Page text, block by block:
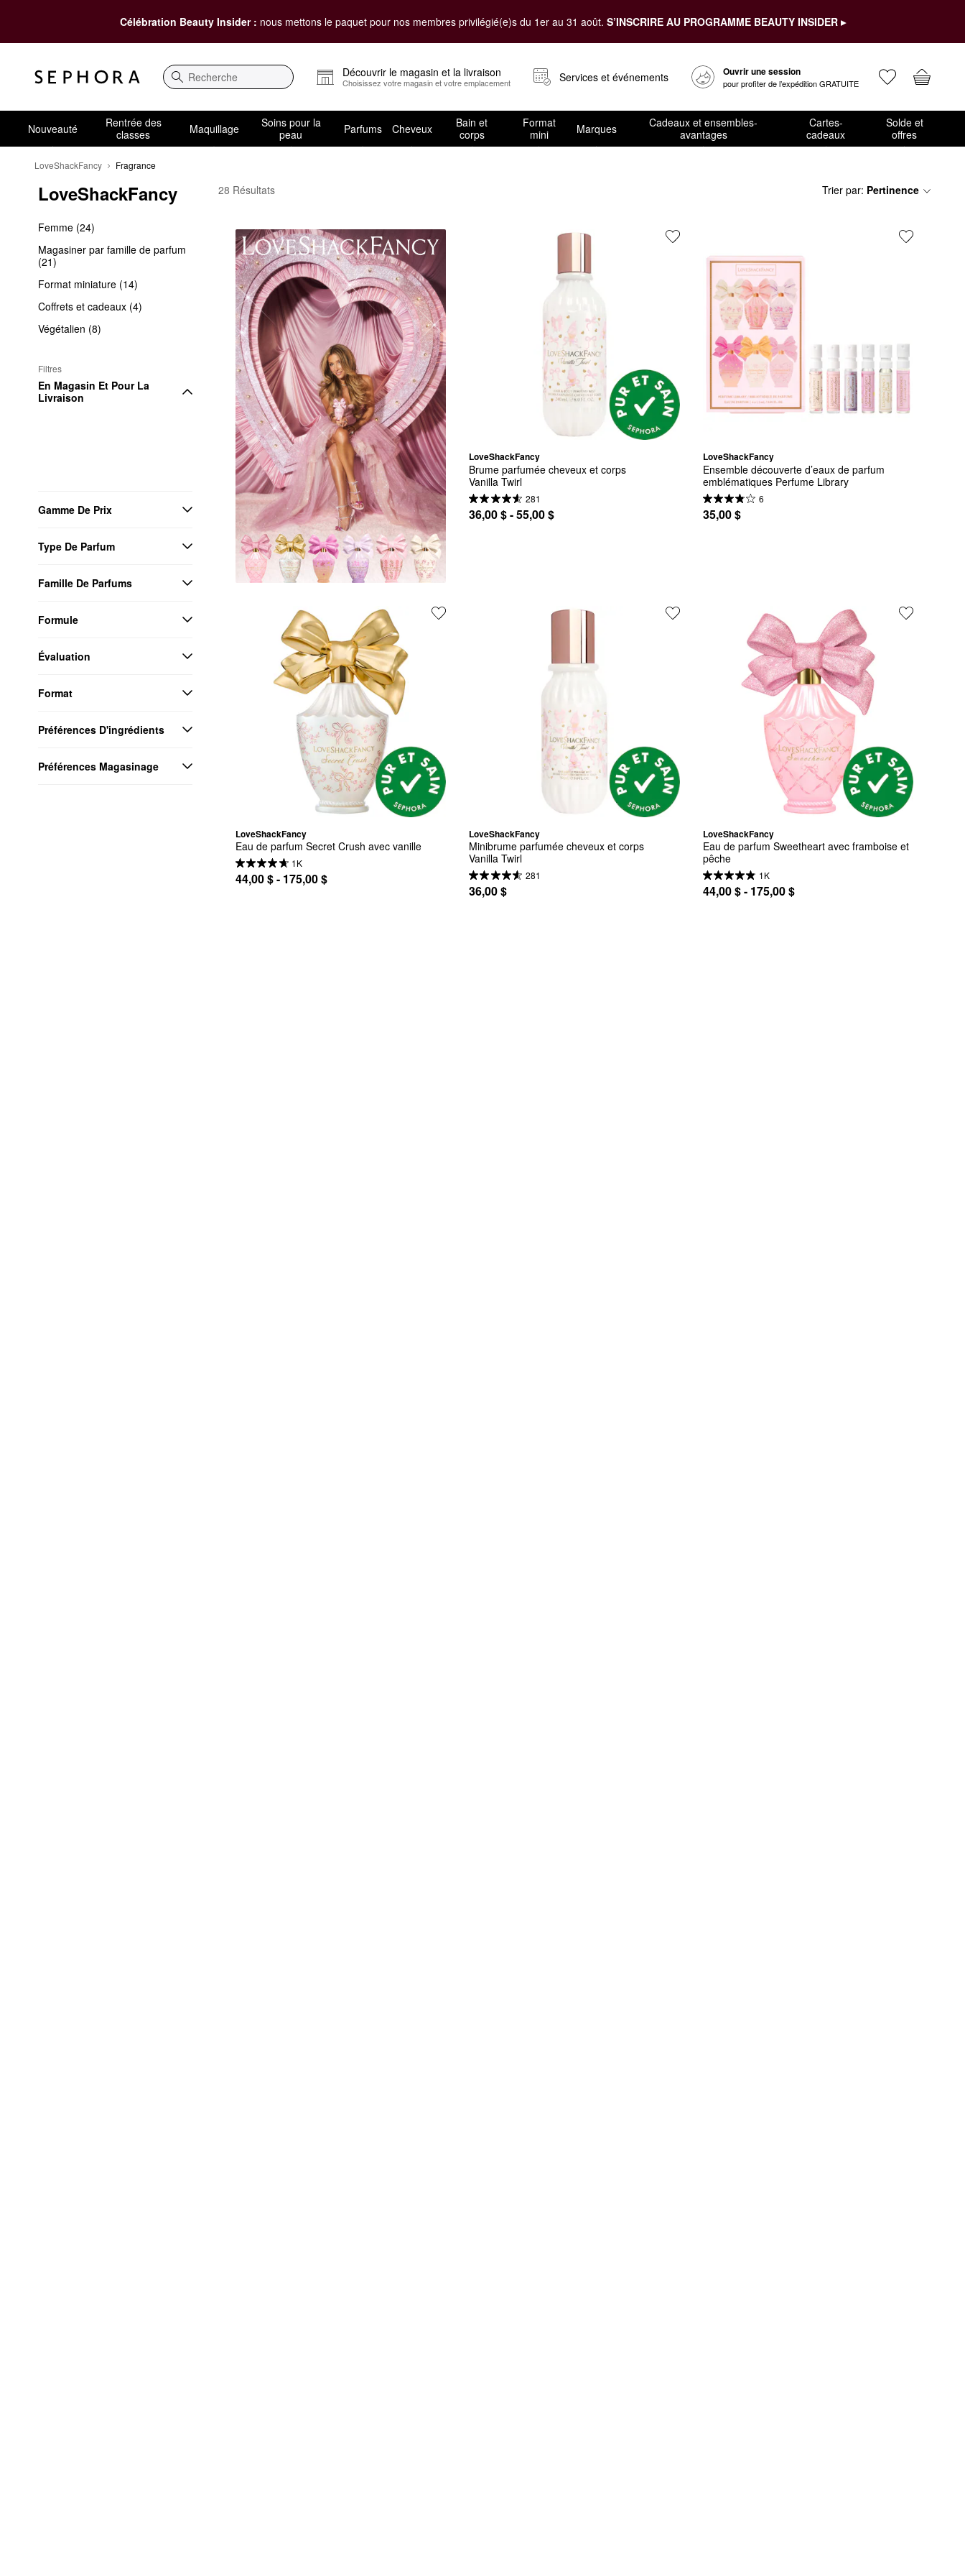
Célébration Beauty Insider : nous mettons le paquet pour nos membres privilégié(e)s du 1er au 31 août. S’INSCRIRE AU PROGRAMME BEAUTY INSIDER ▸
Recherche
Découvrir le magasin et la livraison
Choisissez votre magasin et votre emplacement Services et événements Ouvrir une session
pour profiter de l’expédition GRATUITE
Nouveauté
Rentrée des
classes
Maquillage
Soins pour la
peau
Parfums Cheveux
Bain et
corps
Format
mini
Marques
Cadeaux et ensembles-
avantages
Cartes-
cadeaux
Solde et
offres
LoveShackFancy Fragrance
LoveShackFancy
Femme (24)
Magasiner par famille de parfum
(21)
Format miniature (14)
Coffrets et cadeaux (4)
Végétalien (8)
Filtres
En Magasin Et Pour La
Livraison
Gamme De Prix
Type De Parfum
Famille De Parfums
Formule
Évaluation
Format
Préférences D'ingrédients
Préférences Magasinage
LoveShackFancy Fragrance
28 Résultats Trier par: Pertinence
LoveShackFancy
Brume parfumée cheveux et corps
Vanilla Twirl
281
36,00 $ - 55,00 $
LoveShackFancy
Ensemble découverte d’eaux de parfum
emblématiques Perfume Library
6
35,00 $
LoveShackFancy
Eau de parfum Secret Crush avec vanille
1K
44,00 $ - 175,00 $
LoveShackFancy
Minibrume parfumée cheveux et corps
Vanilla Twirl
281
36,00 $
LoveShackFancy
Eau de parfum Sweetheart avec framboise et
pêche
1K
44,00 $ - 175,00 $